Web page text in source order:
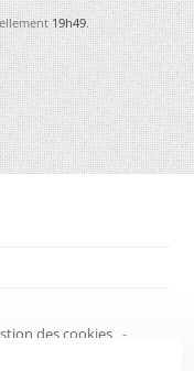
19h49.
des cookies -